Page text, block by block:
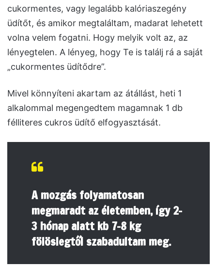
cukormentes, vagy legalább kalóriaszegény
üdítőt, és amikor megtaláltam, madarat lehetett
volna velem fogatni. Hogy melyik volt az, az
lényegtelen. A lényeg, hogy Te is találj rá a saját
„cukormentes üdítődre”.
Mivel könnyíteni akartam az átállást, heti 1
alkalommal megengedtem magamnak 1 db
félliteres cukros üdítő elfogyasztását.
A mozgás folyamatosan
megmaradt az életemben, így 2-
3 hónap alatt kb 7-8 kg
fölöslegtől szabadultam meg.